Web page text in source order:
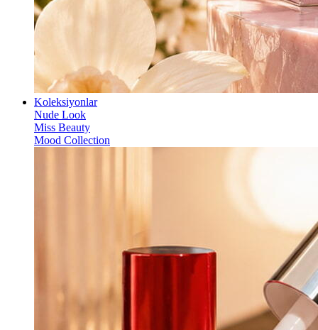
Koleksiyonlar
Nude Look
Miss Beauty
Mood Collection